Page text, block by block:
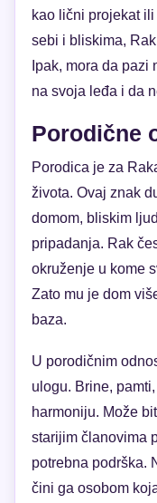
kao lični projekat
sebi i bliskima,
Ipak, mora da
na svoja leđa i da
Porodične
Porodica je za
života. Ovaj znak
domom, bliskim
pripadanja. Rak
okruženje u kome
Zato mu je dom
baza.
U porodičnim
ulogu. Brine,
harmoniju. Može
starijim članovima
potrebna podrška.
čini ga osobom